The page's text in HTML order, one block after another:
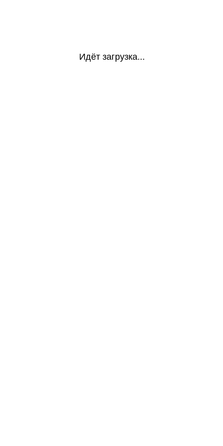
Идёт загрузка...